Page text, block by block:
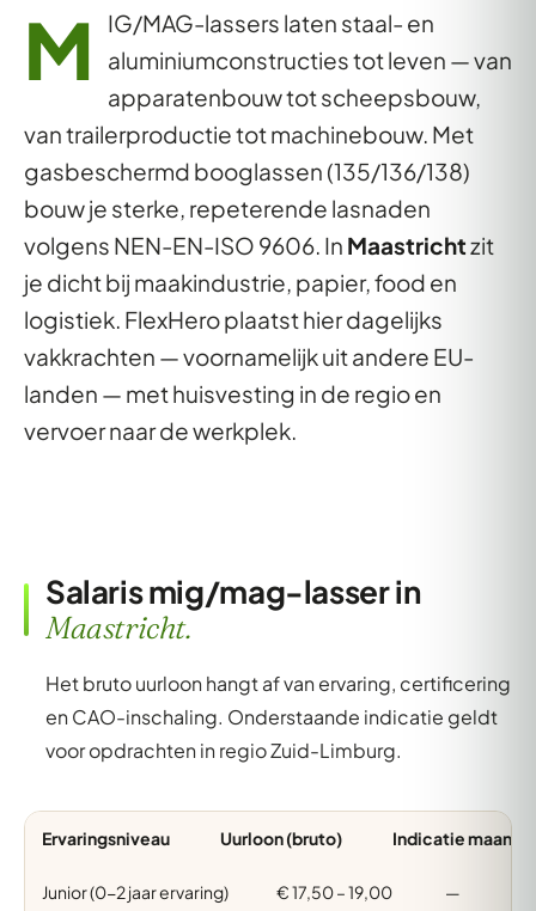
M
IG/MAG-lassers laten staal- en
aluminiumconstructies tot leven — van
apparatenbouw tot scheepsbouw,
van trailerproductie tot machinebouw. Met
gasbeschermd booglassen (135/136/138)
bouw je sterke, repeterende lasnaden
volgens NEN-EN-ISO 9606. In Maastrichtzit
je dicht bij maakindustrie, papier, food en
logistiek. FlexHero plaatst hier dagelijks
vakkrachten — voornamelijk uit andere EU-
landen — met huisvesting in de regio en
vervoer naar de werkplek.
Salaris mig/mag-lasser in
Maastricht.
Het bruto uurloon hangt af van ervaring, certificering
en CAO-inschaling. Onderstaande indicatie geldt
voor opdrachten in regio Zuid-Limburg.
Ervaringsniveau Uurloon (bruto) Indicatie maand
Junior (0-2 jaar ervaring) € 17,50 – 19,00 —